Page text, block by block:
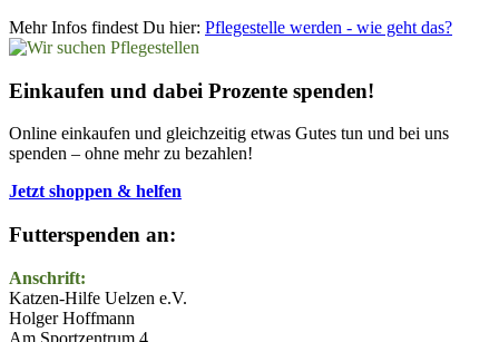
Mehr Infos findest Du hier: Pflegestelle werden - wie geht das?
Einkaufen und dabei Prozente spenden!
Online einkaufen und gleichzeitig etwas Gutes tun und bei uns
spenden – ohne mehr zu bezahlen!
Jetzt shoppen & helfen
Futterspenden an:
Anschrift:
Katzen-Hilfe Uelzen e.V.
Holger Hoffmann
Am Sportzentrum 4